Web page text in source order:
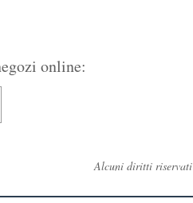
online:
Alcuni diritti riservati